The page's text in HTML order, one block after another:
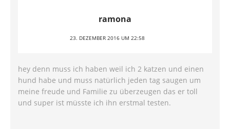
ramona
23. DEZEMBER 2016 UM 22:58
hey denn muss ich haben weil ich 2 katzen und einen
hund habe und muss natürlich jeden tag saugen um
meine freude und Familie zu überzeugen das er toll
und super ist müsste ich ihn erstmal testen.